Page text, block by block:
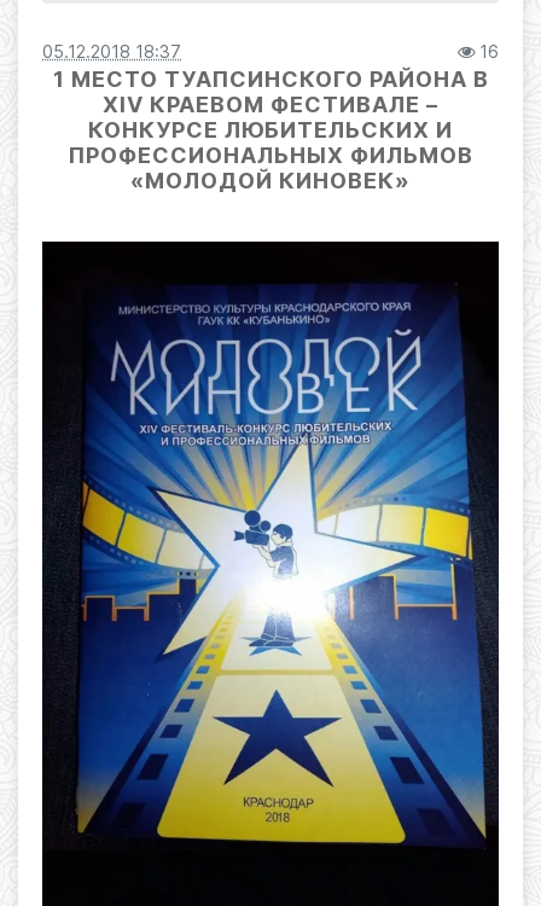
05.12.2018 18:37 16
1 МЕСТО ТУАПСИНСКОГО РАЙОНА В
XIV КРАЕВОМ ФЕСТИВАЛЕ –
КОНКУРСЕ ЛЮБИТЕЛЬСКИХ И
ПРОФЕССИОНАЛЬНЫХ ФИЛЬМОВ
«МОЛОДОЙ КИНОВЕК»